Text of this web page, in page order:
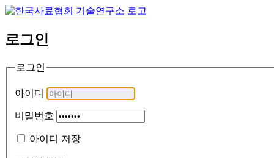
로그인
로그인
아이디
비밀번호
아이디 저장